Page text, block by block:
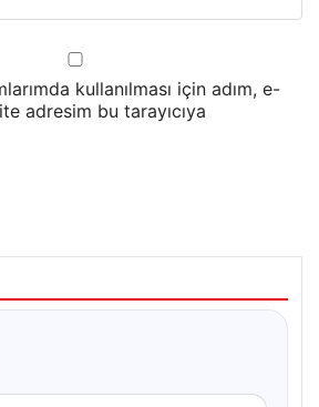
kullanılması için adım, e-
adresim bu tarayıcıya